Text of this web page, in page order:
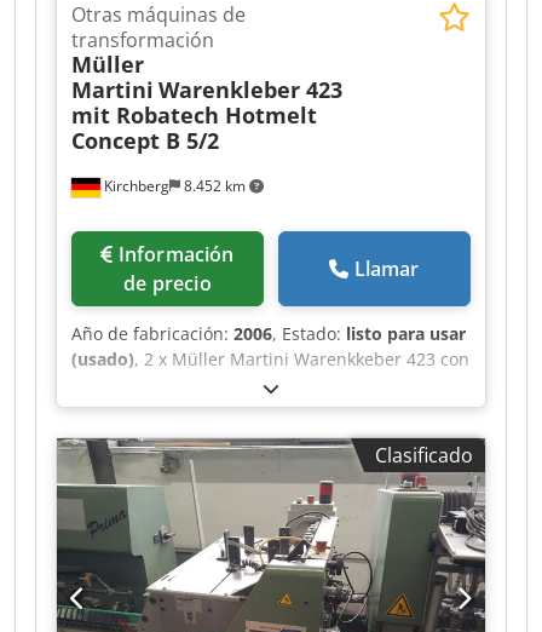
Kirchberg 8.452 km
Otras máquinas de
transformación
Müller
Martini Warenkleber 423
mit Robatech Hotmelt
Concept B 5/2
de precio
Llamar
Año de fabricación: 2006, Estado: listo para usar
(usado), 2 x Müller Martini Warenkkeber 423 con
Robatech Hotmelt Concept B 5/2, año 2006 para
Müller Martini Tempo grapadora de caballete.
Dodpfx Ajxfwvqjb Sock En buen estado
Clasificado